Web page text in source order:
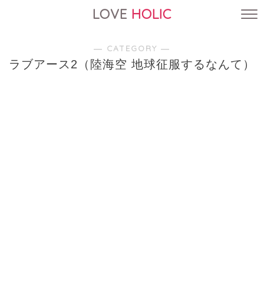
LOVE HOLIC
― CATEGORY ―
ラブアース2（陸海空 地球征服するなんて）